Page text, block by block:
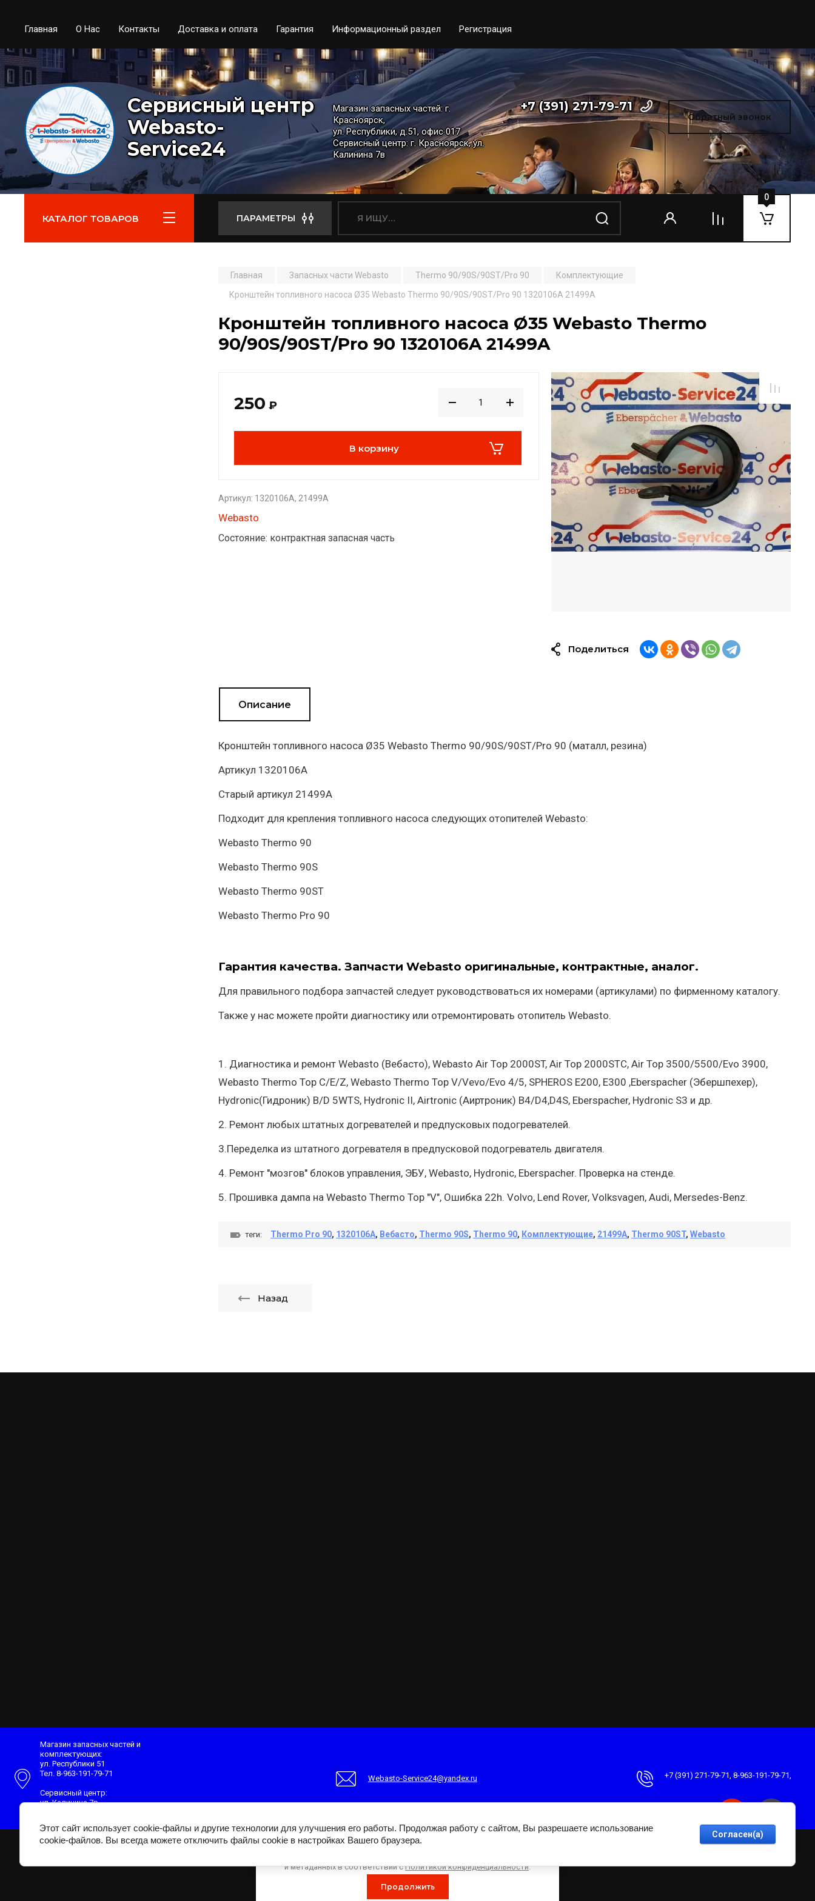
Главная О Нас Контакты Доставка и оплата Гарантия Информационный раздел Регистрация
Сервисный центр
Webasto-
Service24
Магазин запасных частей: г.
Красноярск,
ул. Республики, д.51, офис 017
Сервисный центр: г. Красноярск, ул.
Калинина 7в
+7 (391) 271-79-71
Обратный звонок
КАТАЛОГ ТОВАРОВ ПАРАМЕТРЫ
0
Главная Запасных части Webasto Thermo 90/90S/90ST/Pro 90
Комплектующие
Кронштейн топливного насоса Ø35 Webasto Thermo 90/90S/90ST/Pro 90 1320106A 21499A
Кронштейн топливного насоса Ø35 Webasto Thermo
90/90S/90ST/Pro 90 1320106A 21499A
250 ₽
В корзину
Артикул: 1320106A, 21499A
Webasto
Состояние: контрактная запасная часть
Поделиться
Описание
Кронштейн топливного насоса Ø35 Webasto Thermo 90/90S/90ST/Pro 90 (маталл, резина)
Артикул 1320106A
Старый артикул 21499A
Подходит для крепления топливного насоса следующих отопителей Webasto:
Webasto Thermo 90
Webasto Thermo 90S
Webasto Thermo 90ST
Webasto Thermo Pro 90
Гарантия качества. Запчасти Webasto оригинальные, контрактные, аналог.
Для правильного подбора запчастей следует руководствоваться их номерами (артикулами) по фирменному каталогу.
Также у нас можете пройти диагностику или отремонтировать отопитель Webasto.
1. Диагностика и ремонт Webasto (Вебасто), Webasto Air Top 2000ST, Air Top 2000STC, Air Top 3500/5500/Evo 3900,
Webasto Thermo Top C/E/Z, Webasto Thermo Top V/Vevo/Evo 4/5, SPHEROS E200, E300 ,Eberspacher (Эбершпехер),
Hydronic(Гидроник) B/D 5WTS, Hydronic II, Airtronic (Аиртроник) B4/D4,D4S, Eberspacher, Hydronic S3 и др.
2. Ремонт любых штатных догревателей и предпусковых подогревателей.
3.Переделка из штатного догревателя в предпусковой подогреватель двигателя.
4. Ремонт ''мозгов'' блоков управления, ЭБУ, Webasto, Hydronic, Eberspacher. Проверка на стенде.
5. Прошивка дампа на Webasto Thermo Top "V", Ошибка 22h. Volvo, Lend Rover, Volksvagen, Audi, Mersedes-Benz.
теги: Thermo Pro 90, 1320106A, Вебасто, Thermo 90S, Thermo 90, Комплектующие, 21499A, Thermo 90ST, Webasto
Назад
Магазин запасных частей и
комплектующих:
ул. Республики 51
Тел. 8-963-191-79-71
Сервисный центр:
ул. Калинина 7в
Webasto-Service24@yandex.ru +7 (391) 271-79-71 8-963-191-79-71
и метаданных в соответствии сПолитикой конфиденциальности.
Продолжить
Этот сайт использует cookie-файлы и другие технологии для улучшения его работы. Продолжая работу с сайтом, Вы разрешаете использование
cookie-файлов. Вы всегда можете отключить файлы cookie в настройках Вашего браузера.
Согласен(а)